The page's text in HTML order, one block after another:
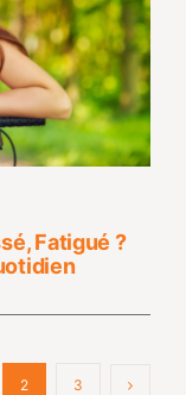
Fatigué ?
2 3